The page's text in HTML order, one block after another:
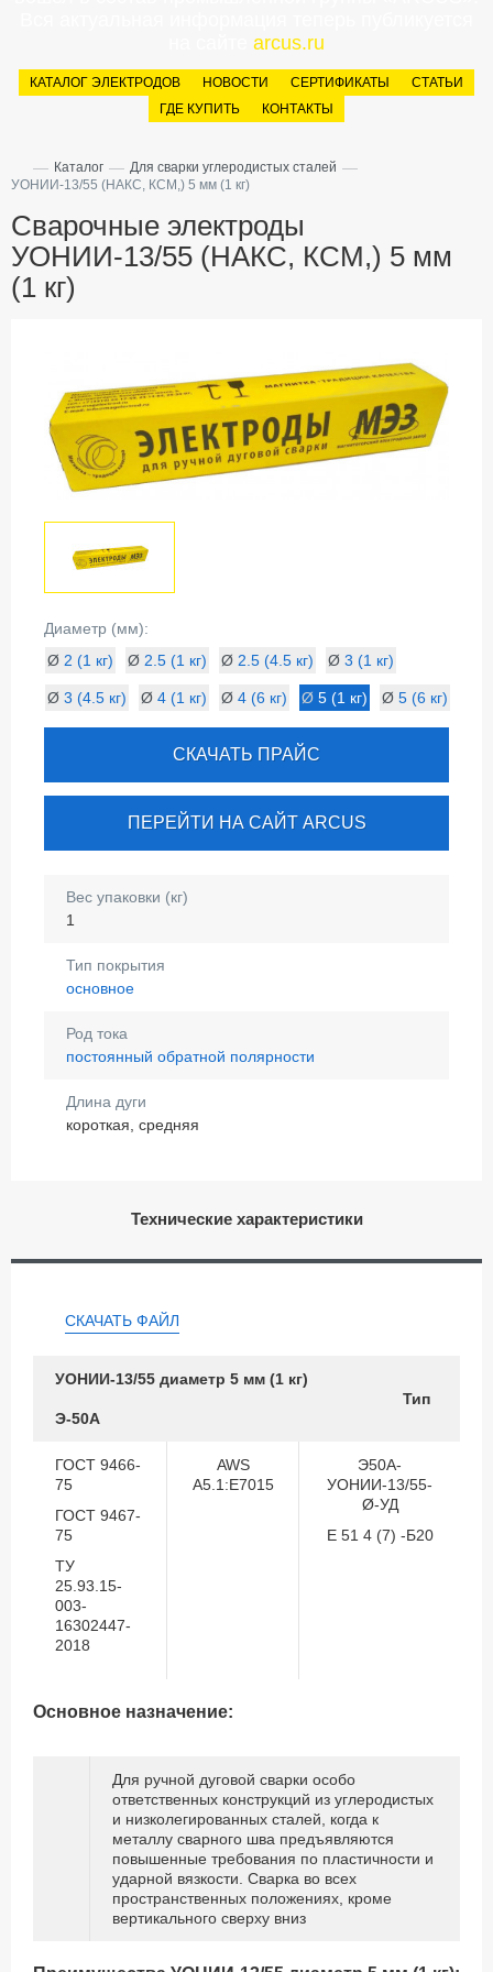
arcus.ru
КАТАЛОГ ЭЛЕКТРОДОВ НОВОСТИ СЕРТИФИКАТЫ
СТАТЬИ
ГДЕ КУПИТЬ
КОНТАКТЫ
— Каталог — Для сварки углеродистых сталей —
УОНИИ-13/55 (НАКС, КСМ,) 5 мм (1 кг)
Сварочные электроды
УОНИИ-13/55 (НАКС, КСМ,) 5 мм
(1 кг)
Диаметр (мм):
Ø 2 (1 кг) Ø 2.5 (1 кг) Ø 2.5 (4.5 кг) Ø 3 (1 кг)
Ø 3 (4.5 кг) Ø 4 (1 кг) Ø 4 (6 кг) Ø 5 (1 кг) Ø 5 (6 кг)
СКАЧАТЬ ПРАЙС
ПЕРЕЙТИ НА САЙТ ARCUS
Вес упаковки (кг)
1
Тип покрытия
основное
Род тока
постоянный обратной полярности
Длина дуги
короткая, средняя
Технические характеристики
СКАЧАТЬ ФАЙЛ
УОНИИ-13/55 диаметр 5 мм (1 кг)
Тип
Э-50А
ГОСТ 9466-
75
ГОСТ 9467-
75
ТУ
25.93.15-
003-
16302447-
2018
AWS
A5.1:E7015
Э50А-
УОНИИ-13/55-
Ø-УД
Е 51 4 (7) -Б20
Основное назначение:
Для ручной дуговой сварки особо
ответственных конструкций из углеродистых
и низколегированных сталей, когда к
металлу сварного шва предъявляются
повышенные требования по пластичности и
ударной вязкости. Сварка во всех
пространственных положениях, кроме
вертикального сверху вниз